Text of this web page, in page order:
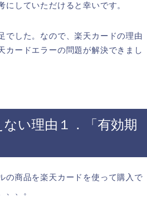
していただけると幸いです。
でした。なので、楽天カードの理由
カードエラーの問題が解決できまし
い理由１．「有効期
の商品を楽天カードを使って購入で
、、。